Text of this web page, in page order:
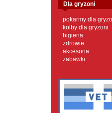
dla gryzoni
pokarmy dla
kolby dla gryzoni
higiena
zdrowie
akcesoria
zabawki